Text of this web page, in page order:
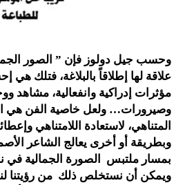
دولوز فإن ” الصور الجمالية… لا
إطلاقاً بالبلاغة، فتلك هي إحساسات:
وانفعالية، مشاهد ووجوه، ورؤى
ولعل خاصية الفن هي المرور عبر
لاستعادة اللامتناهي وإعطائه ثانية”.
أو أخرى يعالج الشاعر الأصمعي باشري
الصورة الجمالية في نصوصه
نستخلص ذلك من رؤيتنا لنصوصه